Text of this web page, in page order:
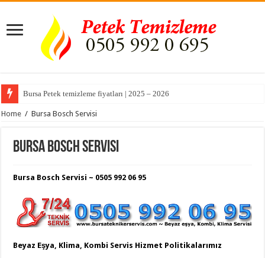
Bursa Petek temizleme fiyatları | 2025 – 2026
Home / Bursa Bosch Servisi
Bursa Bosch Servisi
Bursa Bosch Servisi ~ 0505 992 06 95
Beyaz Eşya, Klima, Kombi Servis Hizmet Politikalarımız